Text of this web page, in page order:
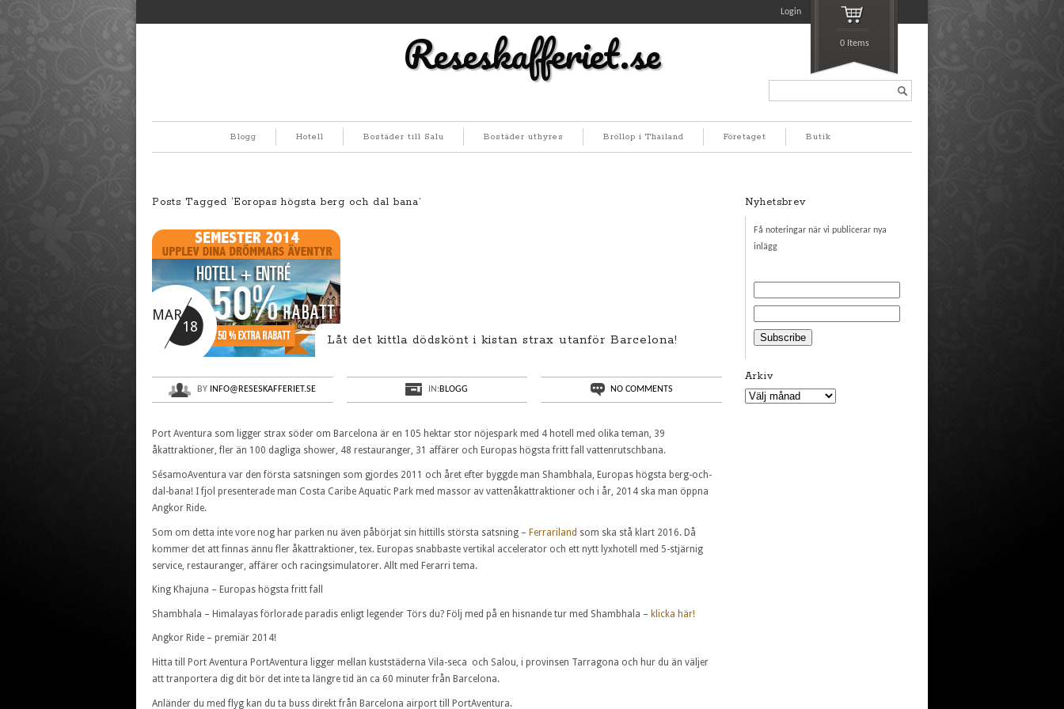
Login
0 Items
Reseskafferiet.se
Blogg Hotell Bostäder till Salu Bostäder uthyres Bröllop i Thailand Företaget Butik
Posts Tagged ‘Eoropas högsta berg och dal bana’
MAR
18
Låt det kittla dödskönt i kistan strax utanför Barcelona!
BY INFO@RESESKAFFERIET.SE IN:BLOGG NO COMMENTS
Port Aventura som ligger strax söder om Barcelona är en 105 hektar stor nöjespark med 4 hotell med olika teman, 39
åkattraktioner, fler än 100 dagliga shower, 48 restauranger, 31 affärer och Europas högsta fritt fall vattenrutschbana.
SésamoAventura var den första satsningen som gjordes 2011 och året efter byggde man Shambhala, Europas högsta berg-och-
dal-bana! I fjol presenterade man Costa Caribe Aquatic Park med massor av vattenåkattraktioner och i år, 2014 ska man öppna
Angkor Ride.
Som om detta inte vore nog har parken nu även påbörjat sin hittills största satsning – Ferrariland som ska stå klart 2016. Då
kommer det att finnas ännu fler åkattraktioner, tex. Europas snabbaste vertikal accelerator och ett nytt lyxhotell med 5-stjärnig
service, restauranger, affärer och racingsimulatorer. Allt med Ferarri tema.
King Khajuna – Europas högsta fritt fall
Shambhala – Himalayas förlorade paradis enligt legender Törs du? Följ med på en hisnande tur med Shambhala – klicka här!
Angkor Ride – premiär 2014!
Hitta till Port Aventura PortAventura ligger mellan kuststäderna Vila-seca och Salou, i provinsen Tarragona och hur du än väljer
att tranportera dig dit bör det inte ta längre tid än ca 60 minuter från Barcelona.
Anländer du med flyg kan du ta buss direkt från Barcelona airport till PortAventura.
Nyhetsbrev
Få noteringar när vi publicerar nya
inlägg
Arkiv
Arkiv